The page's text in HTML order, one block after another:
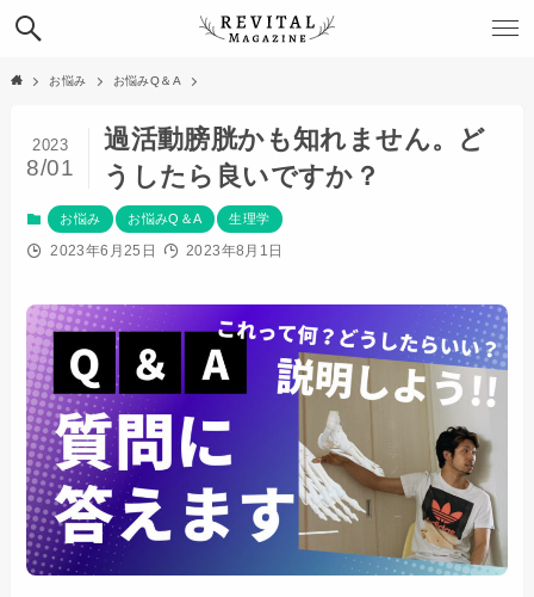
お悩み お悩みQ＆A
過活動膀胱かも知れません。ど
うしたら良いですか？
2023
8/01
お悩み お悩みQ＆A 生理学
2023年6月25日 2023年8月1日